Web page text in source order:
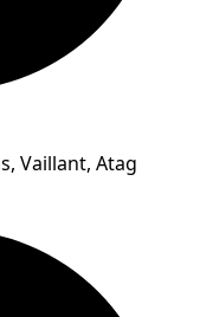
Vaillant, Atag